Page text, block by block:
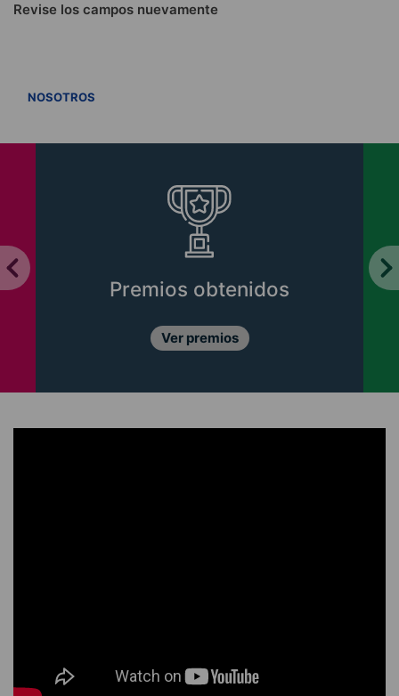
Revise los campos nuevamente
NOSOTROS
Premios obtenidos
Ver premios